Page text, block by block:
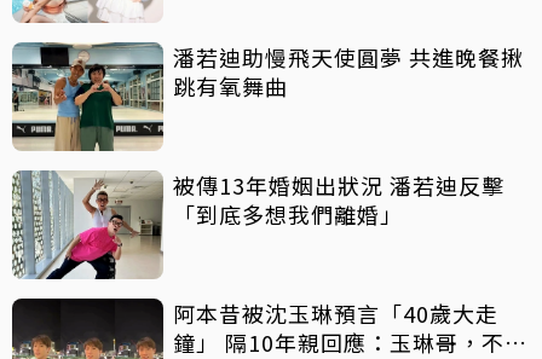
潘若迪助慢飛天使圓夢 共進晚餐揪
跳有氧舞曲
被傳13年婚姻出狀況 潘若迪反擊
「到底多想我們離婚」
阿本昔被沈玉琳預言「40歲大走
鐘」 隔10年親回應：玉琳哥，不好